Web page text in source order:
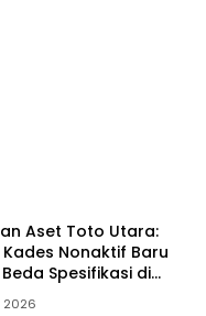
Aset Toto Utara:
Nonaktif Baru
Spesifikasi di
2026